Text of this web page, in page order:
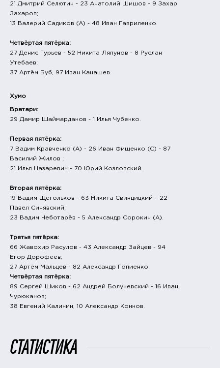
21 Дмитрий Селютин - 23 Анатолий Шишов - 9 Захар
Захаров;
13 Валерий Садиков (А) - 48 Иван Гавриленко.
Четвёртая пятёрка:
27 Денис Гурьев - 52 Никита Ляпунов - 8 Руслан
Утебаев;
37 Артём Буб, 97 Иван Канашев.
Хумо
Вратари:
29 Дамир Шаймарданов - 1 Илья Чубенко.
Первая пятёрка:
7 Вадим Кравченко (А) - 26 Иван Фищенко (С) - 87
Василий Жилов ;
21 Илья Назаревич - 70 Юрий Козловский .
Вторая пятёрка:
19 Вадим Щегольков - 63 Никита Свинцицкий – 22
Павел Синявский;
23 Вадим Чеботарёв - 5 Александр Сорокин (А).
Третья пятёрка:
66 Жавохир Расулов - 43 Александр Зайцев - 94
Егор Дорофеев;
27 Артём Мальцев - 82 Александр Гопиенко.
Четвёртая пятёрка:
89 Сергей Шиков - 62 Андрей Болучевский - 16 Иван
Чурюканов;
38 Евгений Калинин, 10 Александр Коннов.
СТАТИСТИКА